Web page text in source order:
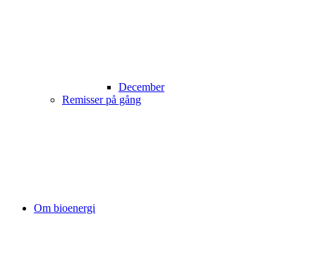
December
Remisser på gång
Om bioenergi